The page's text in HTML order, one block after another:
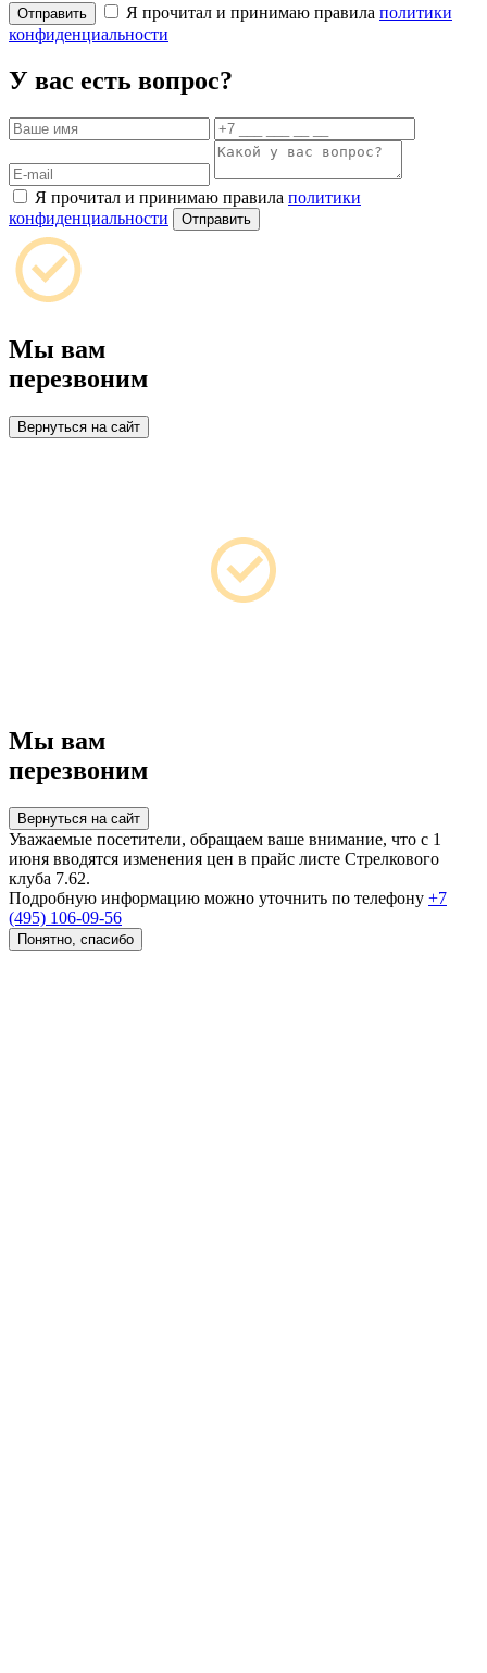
Отправить Я прочитал и принимаю правила политики
конфиденциальности
У вас есть вопрос?
Я прочитал и принимаю правила политики
конфиденциальности
Отправить
Мы вам
перезвоним
Вернуться на сайт
Мы вам
перезвоним
Вернуться на сайт
Уважаемые посетители, обращаем ваше внимание, что с 1
июня вводятся изменения цен в прайс листе Стрелкового
клуба 7.62.
Подробную информацию можно уточнить по телефону +7
(495) 106-09-56
Понятно, спасибо